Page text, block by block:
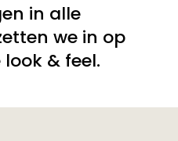
in alle
we in op
& feel.